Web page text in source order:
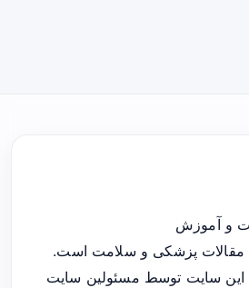
و آموزش
مقالات پزشکی و سلامت است.
این سایت توسط مسئولین سایت